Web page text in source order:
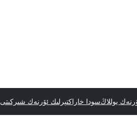
يوللاڭسودا خاراكتېرلىك ئۆرنەك شىركىتى